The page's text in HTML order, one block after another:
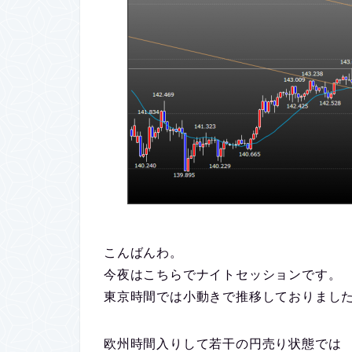
こんばんわ。
今夜はこちらでナイトセッションです。
東京時間では小動きで推移しておりまし
欧州時間入りして若干の円売り状態では